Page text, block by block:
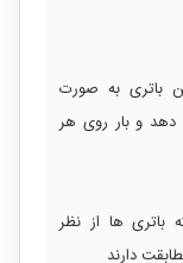
باتری به صورت
دهد و بار روی هر
باتری ها از نظر
دارند